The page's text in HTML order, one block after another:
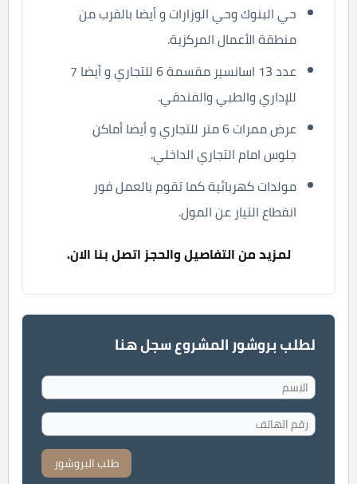
حي البنوك وحي الوزارات و أيضا بالقرب من
منطقة الأعمال المركزية.
عدد 13 اسانسير مقسمة 6 للتجاري و أيضا 7
للإداري والطبي والفندقي.
عرض ممرات 6 متر للتجاري و أيضا أماكن
جلوس امام التجاري الداخلي.
مولدات كهربائية كما تقوم بالعمل فور
انقطاع التيار عن المول.
لمزيد من التفاصيل والحجز اتصل بنا الان.
لطلب بروشور المشروع سجل هنا
طلب البروشور